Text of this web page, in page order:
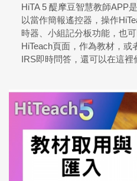
HiTA 5 醍摩豆智慧教師APP
以當作簡報遙控器，操作
時器、小組記分板功能，也
HiTeach頁面，作為教材，
IRS即時問答，還可以在這裡